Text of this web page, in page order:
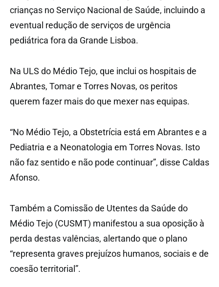
crianças no Serviço Nacional de Saúde, incluindo a
eventual redução de serviços de urgência
pediátrica fora da Grande Lisboa.
Na ULS do Médio Tejo, que inclui os hospitais de
Abrantes, Tomar e Torres Novas, os peritos
querem fazer mais do que mexer nas equipas.
“No Médio Tejo, a Obstetrícia está em Abrantes e a
Pediatria e a Neonatologia em Torres Novas. Isto
não faz sentido e não pode continuar”, disse Caldas
Afonso.
Também a Comissão de Utentes da Saúde do
Médio Tejo (CUSMT) manifestou a sua oposição à
perda destas valências, alertando que o plano
“representa graves prejuízos humanos, sociais e de
coesão territorial”.